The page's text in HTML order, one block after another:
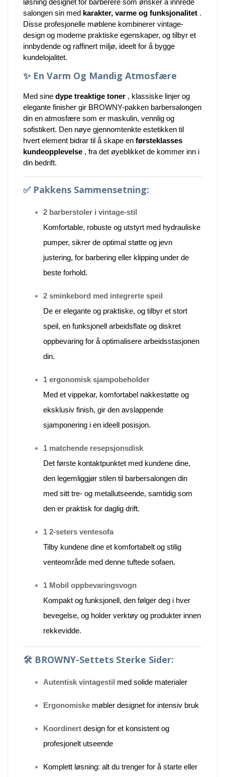
salongen sin med karakter, varme og funksjonalitet .
Disse profesjonelle møblene kombinerer vintage-
design og moderne praktiske egenskaper, og tilbyr et
innbydende og raffinert miljø, ideelt for å bygge
kundelojalitet.
✨ En Varm Og Mandig Atmosfære
Med sine dype treaktige toner , klassiske linjer og
elegante finisher gir BROWNY-pakken barbersalongen
din en atmosfære som er maskulin, vennlig og
sofistikert. Den nøye gjennomtenkte estetikken til
hvert element bidrar til å skape en førsteklasses
kundeopplevelse , fra det øyeblikket de kommer inn i
din bedrift.
✅ Pakkens Sammensetning:
2 barberstoler i vintage-stil
Komfortable, robuste og utstyrt med hydrauliske
pumper, sikrer de optimal støtte og jevn
justering, for barbering eller klipping under de
beste forhold.
2 sminkebord med integrerte speil
De er elegante og praktiske, og tilbyr et stort
speil, en funksjonell arbeidsflate og diskret
oppbevaring for å optimalisere arbeidsstasjonen
din.
1 ergonomisk sjampobeholder
Med et vippekar, komfortabel nakkestøtte og
eksklusiv finish, gir den avslappende
sjamponering i en ideell posisjon.
1 matchende resepsjonsdisk
Det første kontaktpunktet med kundene dine,
den legemliggjør stilen til barbersalongen din
med sitt tre- og metallutseende, samtidig som
den er praktisk for daglig drift.
1 2-seters ventesofa
Tilby kundene dine et komfortabelt og stilig
venteområde med denne tuftede sofaen.
1 Mobil oppbevaringsvogn
Kompakt og funksjonell, den følger deg i hver
bevegelse, og holder verktøy og produkter innen
rekkevidde.
🛠️ BROWNY-Settets Sterke Sider:
Autentisk vintagestil med solide materialer
Ergonomiske møbler designet for intensiv bruk
Koordinert design for et konsistent og
profesjonelt utseende
Komplett løsning: alt du trenger for å starte eller